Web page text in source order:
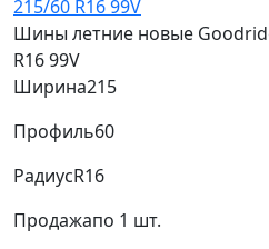
Шины летние новые
R16 99V
Ширина215
Профиль60
РадиусR16
Продажапо 1 шт.